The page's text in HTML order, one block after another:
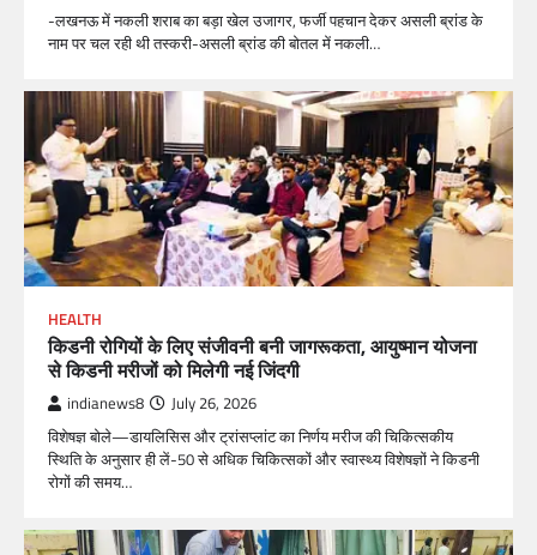
-लखनऊ में नकली शराब का बड़ा खेल उजागर, फर्जी पहचान देकर असली ब्रांड के
नाम पर चल रही थी तस्करी-असली ब्रांड की बोतल में नकली…
HEALTH
किडनी रोगियों के लिए संजीवनी बनी जागरूकता, आयुष्मान योजना
से किडनी मरीजों को मिलेगी नई जिंदगी
indianews8 July 26, 2026
विशेषज्ञ बोले—डायलिसिस और ट्रांसप्लांट का निर्णय मरीज की चिकित्सकीय
स्थिति के अनुसार ही लें-50 से अधिक चिकित्सकों और स्वास्थ्य विशेषज्ञों ने किडनी
रोगों की समय…